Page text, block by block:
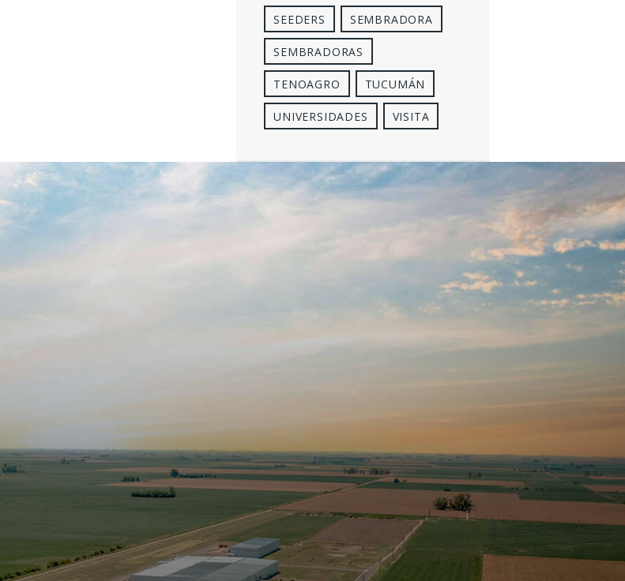
SEEDERS SEMBRADORA
SEMBRADORAS
TENOAGRO TUCUMÁN
UNIVERSIDADES VISITA